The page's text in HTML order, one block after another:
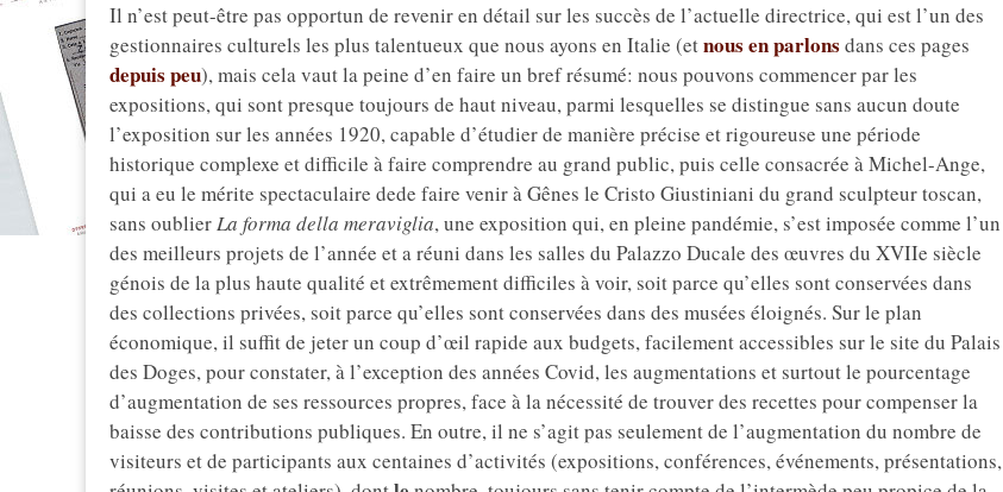
Il n’est peut-être pas opportun de revenir en détail sur les succès de l’actuelle directrice, qui est l’un des
gestionnaires culturels les plus talentueux que nous ayons en Italie (etnous en parlons dans ces pages
depuis peu), mais cela vaut la peine d’en faire un bref résumé: nous pouvons commencer par les
expositions, qui sont presque toujours de haut niveau, parmi lesquelles se distingue sans aucun doute
l’exposition sur les années 1920, capable d’étudier de manière précise et rigoureuse une période
historique complexe et difficile à faire comprendre au grand public, puis celle consacrée à Michel-Ange,
qui a eu le mérite spectaculaire dede faire venir à Gênes le Cristo Giustiniani du grand sculpteur toscan,
sans oublierLa forma della meraviglia, une exposition qui, en pleine pandémie, s’est imposée comme l’un
des meilleurs projets de l’année et a réuni dans les salles du Palazzo Ducale des œuvres du XVIIe siècle
génois de la plus haute qualité et extrêmement difficiles à voir, soit parce qu’elles sont conservées dans
des collections privées, soit parce qu’elles sont conservées dans des musées éloignés. Sur le plan
économique, il suffit de jeter un coup d’œil rapide aux budgets, facilement accessibles sur le site du Palais
des Doges, pour constater, à l’exception des années Covid, les augmentations et surtout le pourcentage
d’augmentation de ses ressources propres, face à la nécessité de trouver des recettes pour compenser la
baisse des contributions publiques. En outre, il ne s’agit pas seulement de l’augmentation du nombre de
visiteurs et de participants aux centaines d’activités (expositions, conférences, événements, présentations,